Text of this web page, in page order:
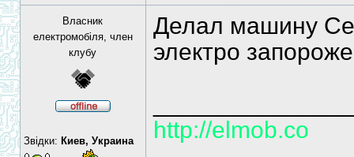
Власник
електромобіля, член
клубу
Звідки: Киев, Украина
Делал машину
электро
http://elmob.co